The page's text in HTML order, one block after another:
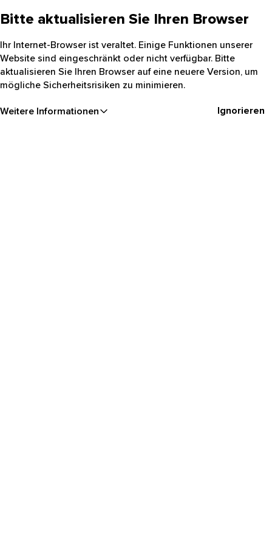
Bitte aktualisieren Sie Ihren Browser
Ihr Internet-Browser ist veraltet. Einige Funktionen unserer
Website sind eingeschränkt oder nicht verfügbar. Bitte
aktualisieren Sie Ihren Browser auf eine neuere Version, um
mögliche Sicherheitsrisiken zu minimieren.
Weitere Informationen Ignorieren